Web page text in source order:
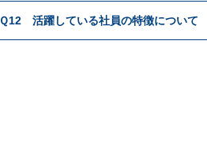
Ｑ12 活躍している社員の特徴について